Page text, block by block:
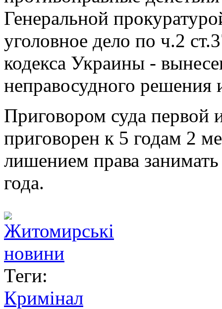
Генеральной
уголовное дело по ч.2
кодекса Украины -
неправосудного решения
Приговором суда первой
приговорен к 5 годам 2
лишением права
года.
Теги:
Кримінал